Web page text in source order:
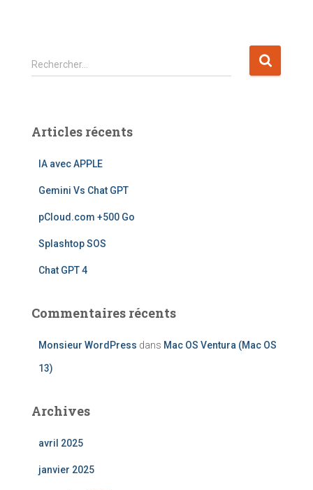
R
e
r
Rechercher…
Articles récents
IA avec APPLE
Gemini Vs Chat GPT
pCloud.com +500 Go
Splashtop SOS
Chat GPT 4
Commentaires récents
Monsieur WordPress dans Mac OS Ventura (Mac OS
13)
Archives
avril 2025
janvier 2025